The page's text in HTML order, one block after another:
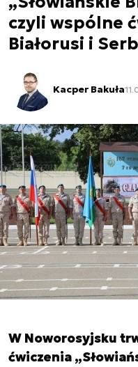
czyli wspólne
Białorusi i
Kacper Bakuła
W Noworosyjsku
ćwiczenia